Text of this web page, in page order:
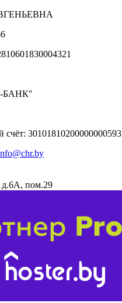
БАНК"
счёт: 30101810200000000593
пом.29